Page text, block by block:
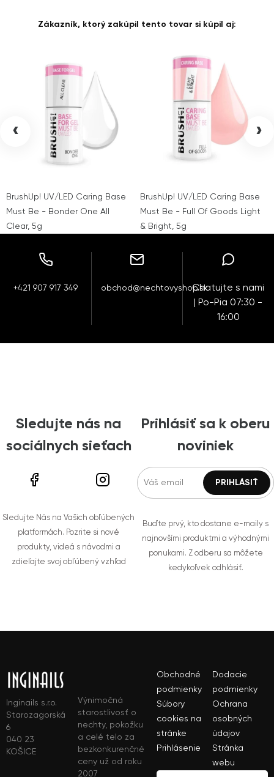
Zákazník, ktorý zakúpil tento tovar si kúpil aj:
BrushUp! UV/LED Caring Base
Must Be - Bonder One All
Clear, 5g
BrushUp! UV/LED Caring Base
Must Be - Full Of Goods Light
& Bright, 5g
‹ ›
+421 907 917 349 obchod@nechtovyshop.skChatujte s nami
| Po-Pia 07:30 -
16:00
Sledujte nás na
sociálnych sieťach
Sledujte Nás na Vašich obľúbených
platformách. Pozrite si nové
produkty, videá s návodmi a
zdieľajte svoj obľúbený vzhľad
Prihlásiť sa k oberu
noviniek
Buďte prvý, kto dostane e-maily s
najnovšími produktmi a výhodnými
ponukami. Z odberu sa môžete
kedykoľvek odhlásiť.
Inginails s.r.o.
Starozagorská
6
040 23
KOŠICE
Výnimočná
starostlivosť o
nechty, pokožku
a celé telo za
bezkonkurenčné
ceny už od roku
2007
Obchodné
podmienky
Dodacie
podmienky
Súbory
cookies na
stránke
Ochrana
osobných
údajov
Prihlásenie
Stránka
webu